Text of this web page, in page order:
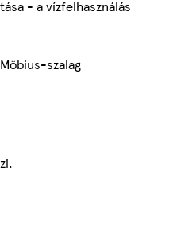
- a vízfelhasználás
szalag